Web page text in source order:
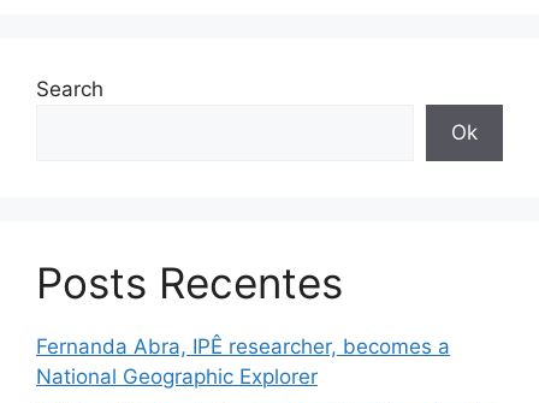
Search
Ok
Posts Recentes
Fernanda Abra, IPÊ researcher, becomes a
National Geographic Explorer